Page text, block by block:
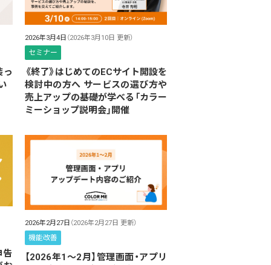
っ
2026年3月4日 （2026年3月10日 更新）
セミナー
《終了》はじめてのECサイト開設を
検討中の方へ サービスの選び方や
売上アップの基礎が学べる「カラー
ミーショップ説明会」開催
告
2026年2月27日 （2026年2月27日 更新）
機能改善
【2026年1～2月】管理画面・アプリ